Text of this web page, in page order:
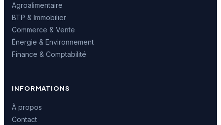
Agroalimentaire
BTP & Immobilier
Commerce & Vente
Énergie & Environnement
Finance & Comptabilité
INFORMATIONS
À propos
Contact